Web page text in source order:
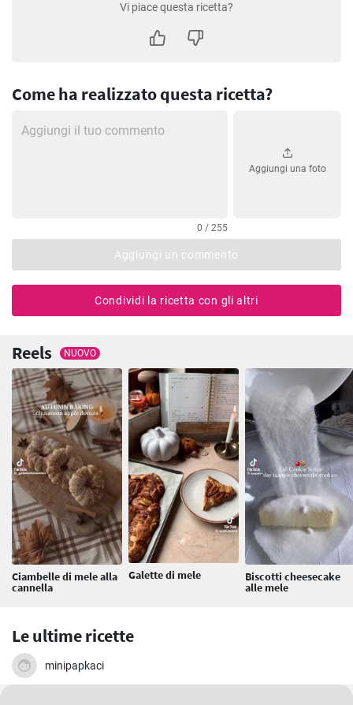
Vi piace questa ricetta?
Come ha realizzato questa ricetta?
0 / 255
Aggiungi una foto
Aggiungi un commento
Condividi la ricetta con gli altri
Reels NUOVO
Ciambelle di mele alla
cannella
Galette di mele Biscotti cheesecake
alle mele
Le ultime ricette
minipapkaci